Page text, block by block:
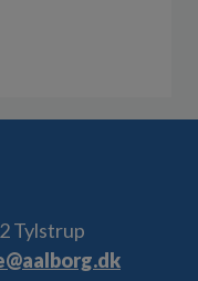
Tylstrup